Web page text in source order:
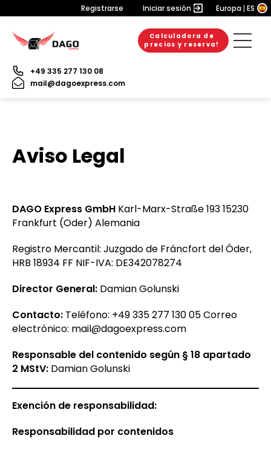
Registrarse Iniciar sesión Europa ES
Calculadora de
precios y reserva!
+49 335 277 130 08
mail@dagoexpress.com
Aviso Legal
DAGO Express GmbH Karl-Marx-Straße 193 15230
Frankfurt (Oder) Alemania
Registro Mercantil: Juzgado de Fráncfort del Óder,
HRB 18934 FF NIF-IVA: DE342078274
Director General: Damian Golunski
Contacto: Teléfono: +49 335 277 130 05 Correo
electrónico: mail@dagoexpress.com
Responsable del contenido según § 18 apartado
2 MStV: Damian Golunski
Exención de responsabilidad:
Responsabilidad por contenidos